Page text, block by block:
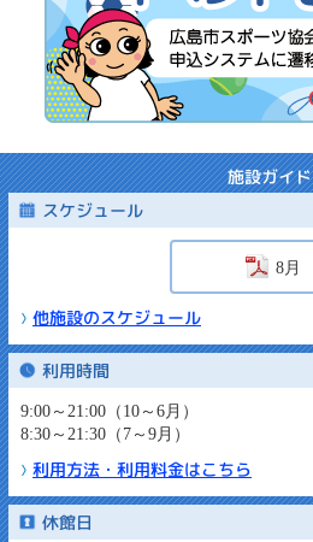
施設ガイド
スケジュール
8月
他施設のスケジュール
利用時間
9:00～21:00（10～6月）
8:30～21:30（7～9月）
利用方法・利用料金はこちら
休館日